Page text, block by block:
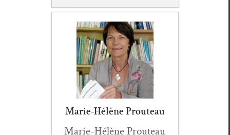
Marie-Hélène Prouteau
Marie-Hélène Prouteau